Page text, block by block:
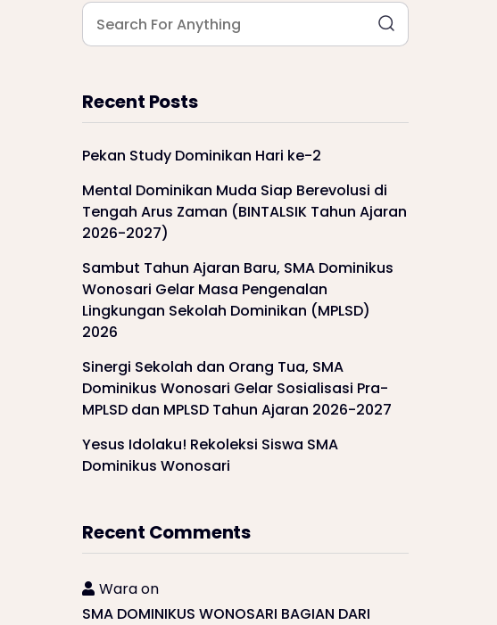
Recent Posts
Pekan Study Dominikan Hari ke-2
Mental Dominikan Muda Siap Berevolusi di
Tengah Arus Zaman (BINTALSIK Tahun Ajaran
2026-2027)
Sambut Tahun Ajaran Baru, SMA Dominikus
Wonosari Gelar Masa Pengenalan
Lingkungan Sekolah Dominikan (MPLSD)
2026
Sinergi Sekolah dan Orang Tua, SMA
Dominikus Wonosari Gelar Sosialisasi Pra-
MPLSD dan MPLSD Tahun Ajaran 2026-2027
Yesus Idolaku! Rekoleksi Siswa SMA
Dominikus Wonosari
Recent Comments
Waraon
SMA DOMINIKUS WONOSARI BAGIAN DARI